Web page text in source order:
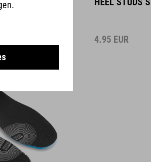
4.95 EUR